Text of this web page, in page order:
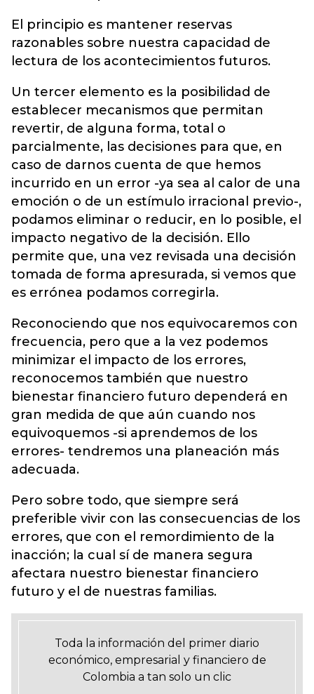
El principio es mantener reservas
razonables sobre nuestra capacidad de
lectura de los acontecimientos futuros.
Un tercer elemento es la posibilidad de
establecer mecanismos que permitan
revertir, de alguna forma, total o
parcialmente, las decisiones para que, en
caso de darnos cuenta de que hemos
incurrido en un error -ya sea al calor de una
emoción o de un estímulo irracional previo-,
podamos eliminar o reducir, en lo posible, el
impacto negativo de la decisión. Ello
permite que, una vez revisada una decisión
tomada de forma apresurada, si vemos que
es errónea podamos corregirla.
Reconociendo que nos equivocaremos con
frecuencia, pero que a la vez podemos
minimizar el impacto de los errores,
reconocemos también que nuestro
bienestar financiero futuro dependerá en
gran medida de que aún cuando nos
equivoquemos -si aprendemos de los
errores- tendremos una planeación más
adecuada.
Pero sobre todo, que siempre será
preferible vivir con las consecuencias de los
errores, que con el remordimiento de la
inacción; la cual sí de manera segura
afectara nuestro bienestar financiero
futuro y el de nuestras familias.
Toda la información del primer diario
económico, empresarial y financiero de
Colombia a tan solo un clic